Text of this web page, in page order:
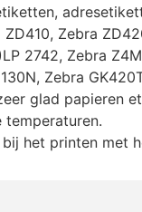
Zebra
2742, Zebra
Zebra
glad papieren
het printen met